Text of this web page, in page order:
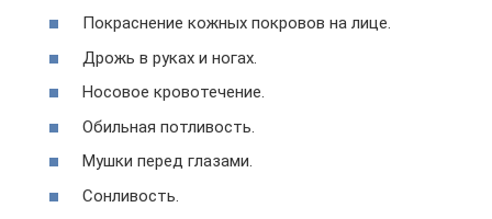
Покраснение кожных покровов на лице.
Дрожь в руках и ногах.
Носовое кровотечение.
Обильная потливость.
Мушки перед глазами.
Сонливость.